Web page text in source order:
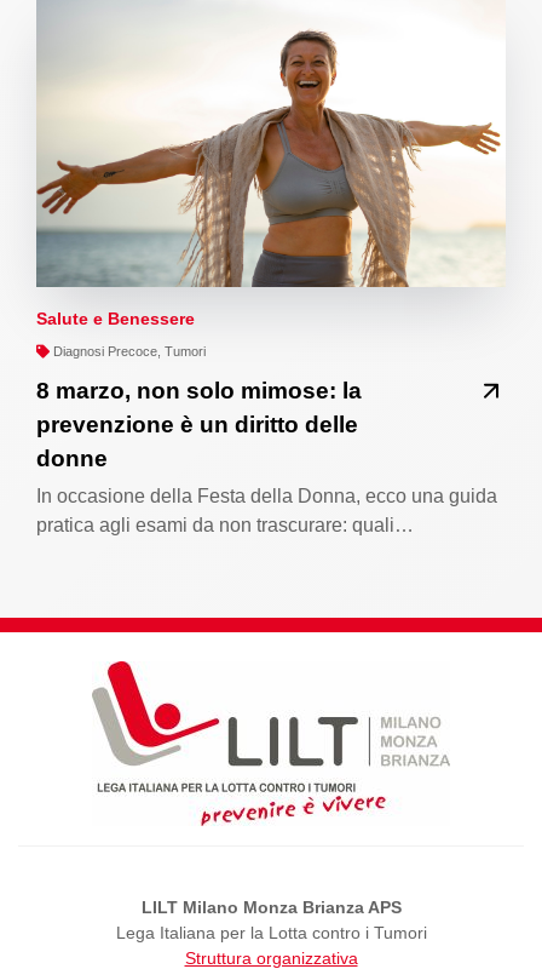
Salute e Benessere
Diagnosi Precoce, Tumori
8 marzo, non solo mimose: la
prevenzione è un diritto delle
donne
In occasione della Festa della Donna, ecco una guida
pratica agli esami da non trascurare: quali…
LILT Milano Monza Brianza APS
Lega Italiana per la Lotta contro i Tumori
Struttura organizzativa